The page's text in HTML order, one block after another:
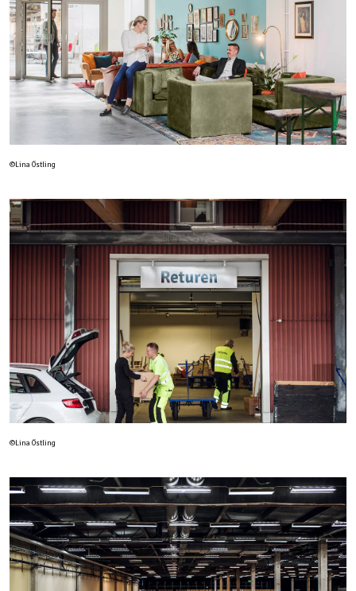
©Lina Östling
©Lina Östling